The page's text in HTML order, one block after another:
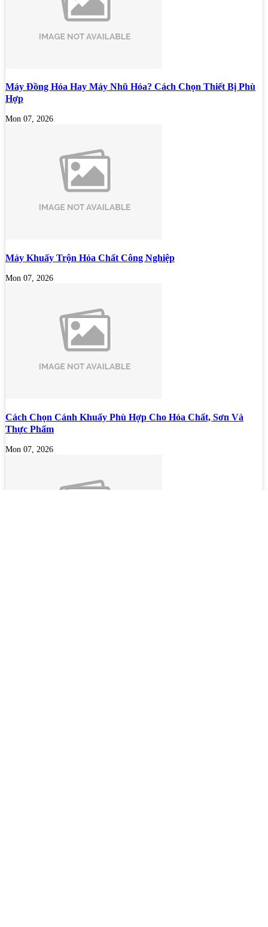
Máy Đồng Hóa Hay Máy Nhũ Hóa? Cách Chọn Thiết Bị Phù
Hợp
Mon 07, 2026
Máy Khuấy Trộn Hóa Chất Công Nghiệp
Mon 07, 2026
Cách Chọn Cánh Khuấy Phù Hợp Cho Hóa Chất, Sơn Và
Thực Phẩm
Mon 07, 2026